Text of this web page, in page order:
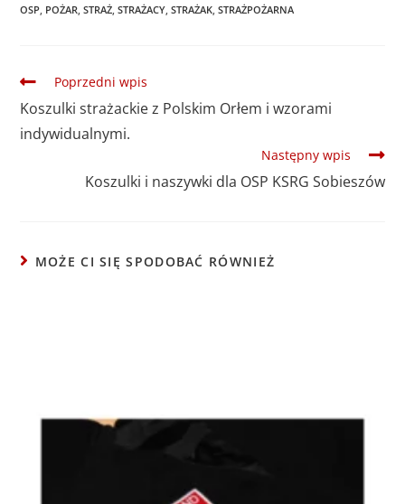
OSP POŻAR STRAŻ STRAŻACY STRAŻAK STRAŻPOŻARNA
Poprzedni wpis
Koszulki strażackie z Polskim Orłem i wzorami
indywidualnymi.
Następny wpis
Koszulki i naszywki dla OSP KSRG Sobieszów
MOŻE CI SIĘ SPODOBAĆ RÓWNIEŻ